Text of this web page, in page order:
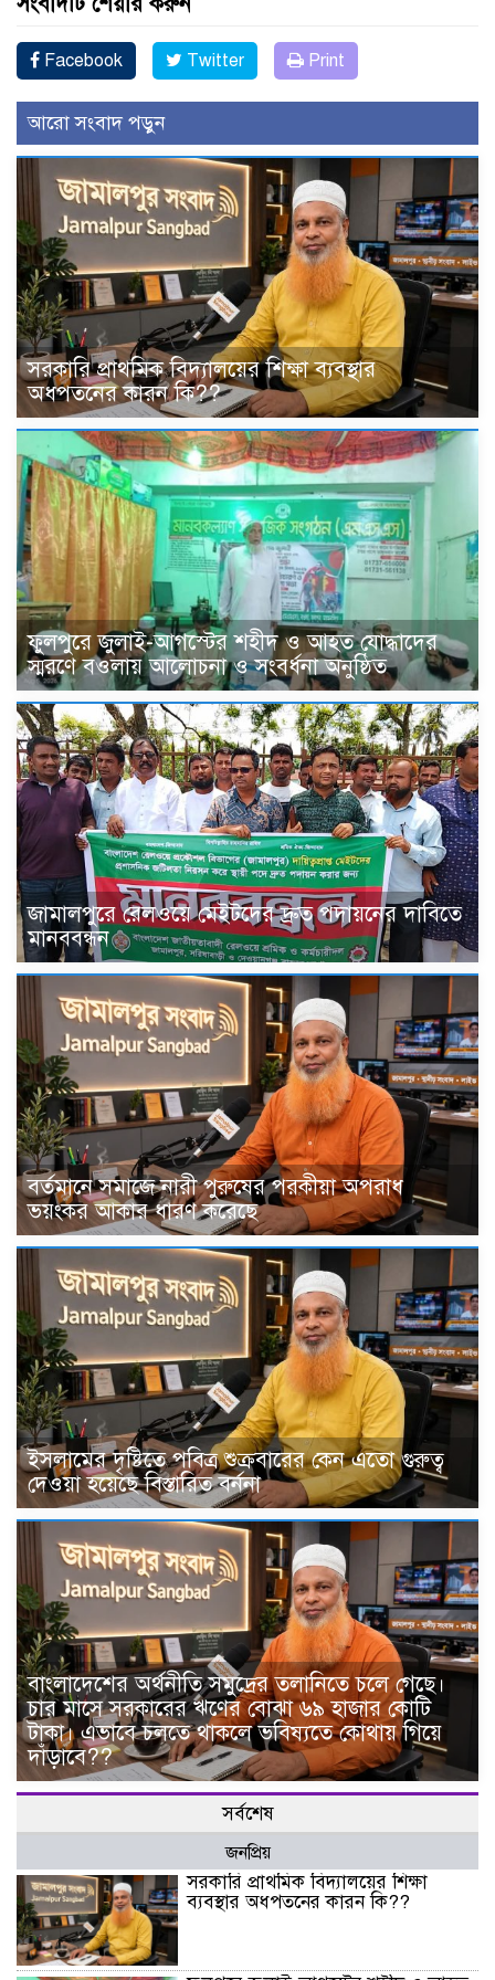
Facebook Twitter Print
আরো সংবাদ পড়ুন
সরকারি প্রাথমিক বিদ্যালয়ের শিক্ষা ব্যবস্থার
অধপতনের কারন কি??
ফুলপুরে জুলাই-আগস্টের শহীদ ও আহত যোদ্ধাদের
স্মরণে বওলায় আলোচনা ও সংবর্ধনা অনুষ্ঠিত
জামালপুরে রেলওয়ে মেইটদের দ্রুত পদায়নের দাবিতে
মানববন্ধন
বর্তমানে সমাজে নারী পুরুষের পরকীয়া অপরাধ
ভয়ংকর আকার ধারণ করেছে
ইসলামের দৃষ্টিতে পবিত্র শুক্রবারের কেন এতো গুরুত্ব
দেওয়া হয়েছে বিস্তারিত বর্ননা
বাংলাদেশের অর্থনীতি সমুদ্রের তলানিতে চলে গেছে।
চার মাসে সরকারের ঋণের বোঝা ৬৯ হাজার কোটি
টাকা। এভাবে চলতে থাকলে ভবিষ্যতে কোথায় গিয়ে
দাঁড়াবে??
সর্বশেষ
জনপ্রিয়
সরকারি প্রাথমিক বিদ্যালয়ের শিক্ষা
ব্যবস্থার অধপতনের কারন কি??